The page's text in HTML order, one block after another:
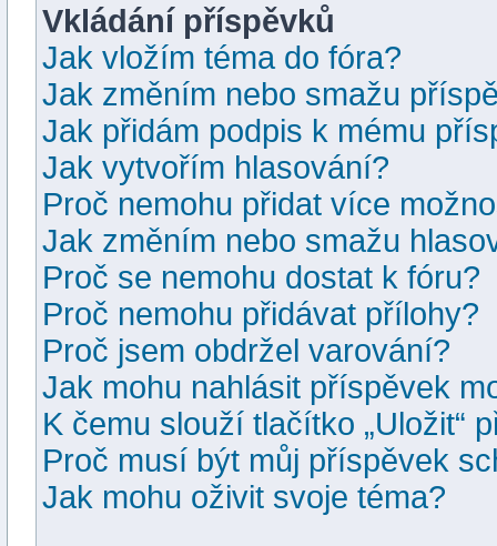
Vkládání příspěvků
Jak vložím téma do fóra?
Jak změním nebo smažu
Jak přidám podpis k mému
Jak vytvořím hlasování?
Proč nemohu přidat více
Jak změním nebo smažu
Proč se nemohu dostat k fóru?
Proč nemohu přidávat přílohy?
Proč jsem obdržel varování?
Jak mohu nahlásit příspěvek
K čemu slouží tlačítko „Uložit“
Proč musí být můj příspěvek
Jak mohu oživit svoje téma?